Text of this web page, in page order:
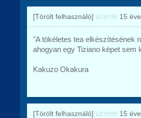
[Törölt felhasználó] üzente 15 éve
"A tökéletes tea elkészítésének
ahogyan egy Tiziano képet sem
Kakuzo Okakura
[Törölt felhasználó] üzente 15 éve